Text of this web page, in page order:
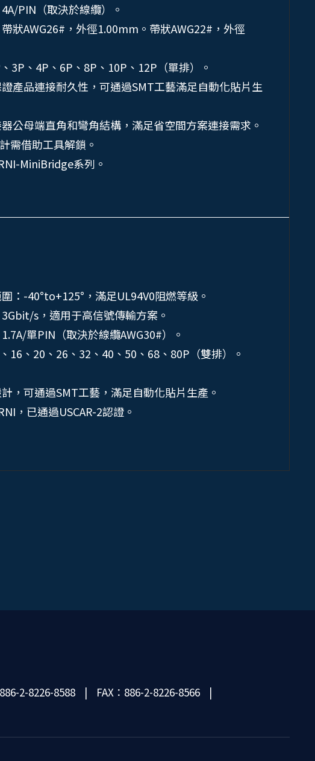
PIN（取決於線纜）。
狀AWG26#，外徑1.00mm。帶狀AWG22#，外徑
3P、4P、6P、8P、10P、12P（單排）。
產品連接耐久性，可通過SMT工藝滿足自動化貼片生
公母端直角和彎角結構，滿足省空間方案連接需求。
需借助工具解鎖。
MiniBridge系列。
：-40°to+125°，滿足UL94V0阻燃等級。
s，適用于高信號傳輸方案。
單PIN（取決於線纜AWG30#）。
16、20、26、32、40、50、68、80P（雙排）。
，可通過SMT工藝，滿足自動化貼片生產。
，已通過USCAR-2認證。
2-8226-8588
FAX：886-2-8226-8566